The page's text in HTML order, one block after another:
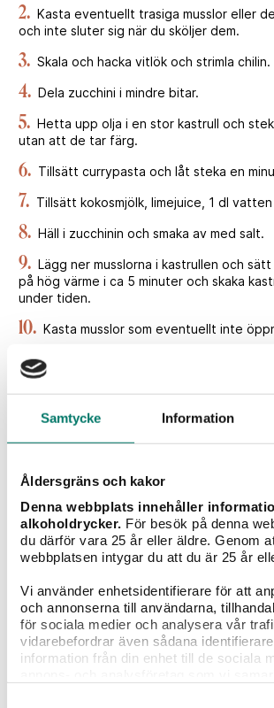
Samtycke Information
Åldersgräns och kakor
Denna webbplats innehåller
alkoholdrycker. För besök på denna
du därför vara 25 år eller äldre. Genom
webbplatsen intygar du att du är 25 år
Vi använder enhetsidentifierare för att
och annonserna till användarna,
för sociala medier och analysera vår
vidarebefordrar även sådana
information från din enhet till de sociala
2. Kasta eventuellt trasiga musslor eller
och inte sluter sig när du sköljer dem.
3. Skala och hacka vitlök och strimla chilin.
4. Dela zucchini i mindre bitar.
5. Hetta upp olja i en stor kastrull och
utan att de tar färg.
6. Tillsätt currypasta och låt steka en
7. Tillsätt kokosmjölk, limejuice, 1 dl
8. Häll i zucchinin och smaka av med salt.
9. Lägg ner musslorna i kastrullen och
på hög värme i ca 5 minuter och skaka
under tiden.
10. Kasta musslor som eventuellt inte
11. Strö över koriander och servera direkt.
ett gott surdegsbröd, rostad sötpotatis
Betyg
25röster
Vad tycker du?
Portioner
2 st